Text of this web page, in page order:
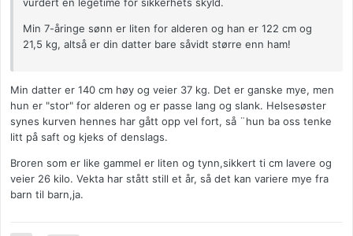
vurdert en legetime for sikkerhets skyld.
Min 7-åringe sønn er liten for alderen og han er 122 cm og
21,5 kg, altså er din datter bare såvidt større enn ham!
Min datter er 140 cm høy og veier 37 kg. Det er ganske mye, men
hun er "stor" for alderen og er passe lang og slank. Helsesøster
synes kurven hennes har gått opp vel fort, så ¨hun ba oss tenke
litt på saft og kjeks of denslags.
Broren som er like gammel er liten og tynn,sikkert ti cm lavere og
veier 26 kilo. Vekta har stått still et år, så det kan variere mye fra
barn til barn,ja.